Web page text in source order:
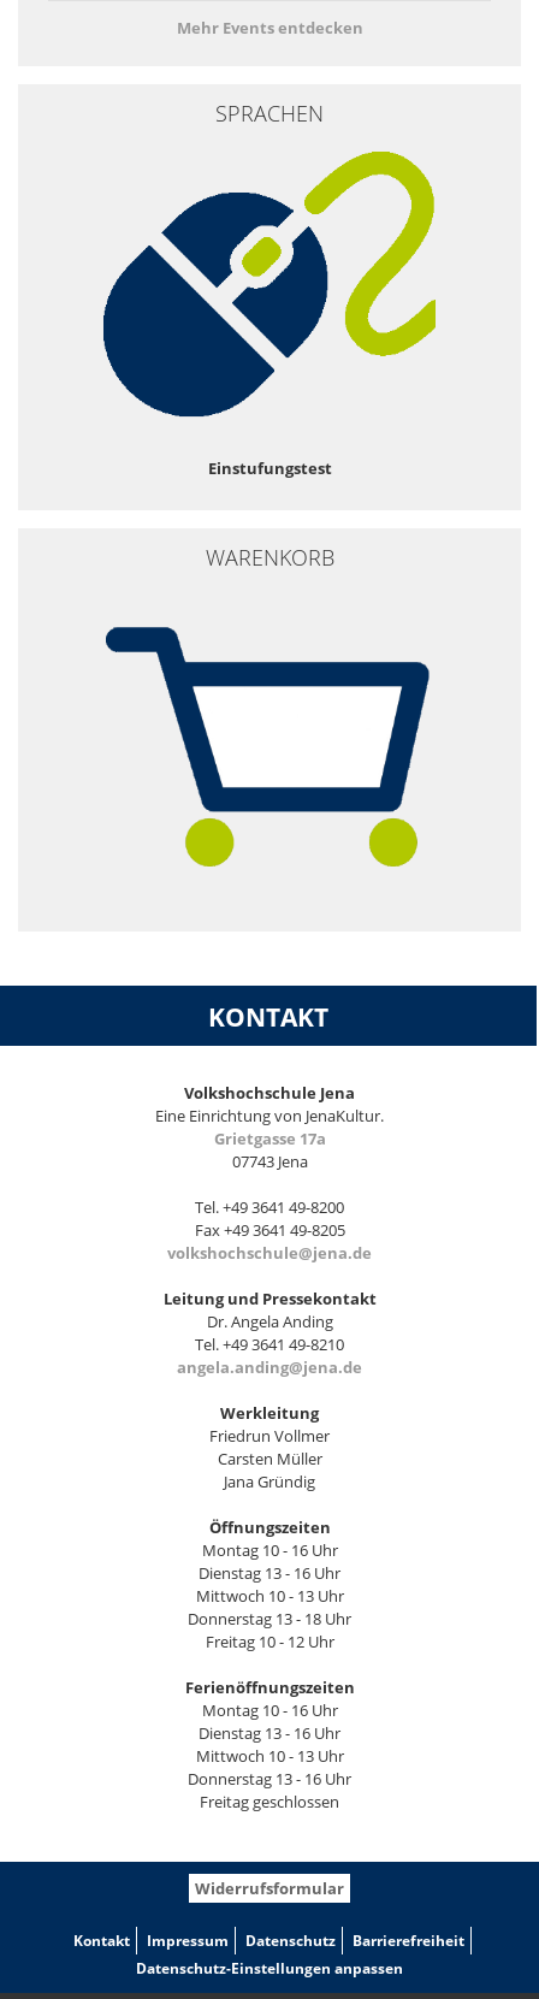
Mehr Events entdecken
SPRACHEN
Einstufungstest
WARENKORB
KONTAKT
Volkshochschule Jena
Eine Einrichtung von JenaKultur.
Grietgasse 17a
07743 Jena
Tel. +49 3641 49-8200
Fax +49 3641 49-8205
volkshochschule@jena.de
Leitung und Pressekontakt
Dr. Angela Anding
Tel. +49 3641 49-8210
angela.anding@jena.de
Werkleitung
Friedrun Vollmer
Carsten Müller
Jana Gründig
Öffnungszeiten
Montag 10 - 16 Uhr
Dienstag 13 - 16 Uhr
Mittwoch 10 - 13 Uhr
Donnerstag 13 - 18 Uhr
Freitag 10 - 12 Uhr
Ferienöffnungszeiten
Montag 10 - 16 Uhr
Dienstag 13 - 16 Uhr
Mittwoch 10 - 13 Uhr
Donnerstag 13 - 16 Uhr
Freitag geschlossen
Widerrufsformular
Kontakt Impressum Datenschutz
Barrierefreiheit
Datenschutz-Einstellungen anpassen